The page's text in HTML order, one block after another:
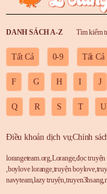
DANH SÁCH A-Z Tìm kiếm
Tất Cả 0-9 Tất Cả
F G H I J
Q R S T U
Điều khoản dịch vụ;Chính
lorangeteam.org,Lorange,đọc truyện
,boylove lorange,truyện boylove,
navyteam,lazy truyện,truyen3hsang,